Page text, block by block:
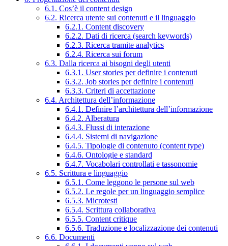
6.1. Cos’è il content design
6.2. Ricerca utente sui contenuti e il linguaggio
6.2.1. Content discovery
6.2.2. Dati di ricerca (search keywords)
6.2.3. Ricerca tramite analytics
6.2.4. Ricerca sui forum
6.3. Dalla ricerca ai bisogni degli utenti
6.3.1. User stories per definire i contenuti
6.3.2. Job stories per definire i contenuti
6.3.3. Criteri di accettazione
6.4. Architettura dell’informazione
6.4.1. Definire l’architettura dell’informazione
6.4.2. Alberatura
6.4.3. Flussi di interazione
6.4.4. Sistemi di navigazione
6.4.5. Tipologie di contenuto (content type)
6.4.6. Ontologie e standard
6.4.7. Vocabolari controllati e tassonomie
6.5. Scrittura e linguaggio
6.5.1. Come leggono le persone sul web
6.5.2. Le regole per un linguaggio semplice
6.5.3. Microtesti
6.5.4. Scrittura collaborativa
6.5.5. Content critique
6.5.6. Traduzione e localizzazione dei contenuti
6.6. Documenti